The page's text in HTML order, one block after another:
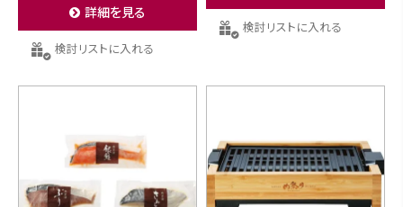
詳細を見る
検討リストに入れる
検討リストに入れる